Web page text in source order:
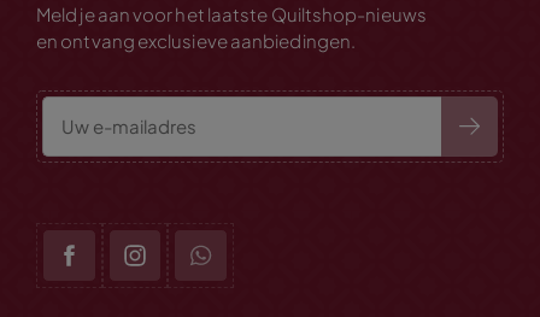
Meld je aan voor het laatste Quiltshop-nieuws
en ontvang exclusieve aanbiedingen.